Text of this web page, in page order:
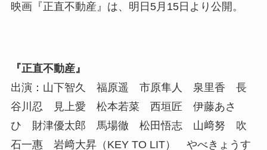
映画『正直不動産』は、明日5月15日より公開。
『正直不動産』
出演：山下智久 福原遥 市原隼人 泉里香 長
谷川忍 見上愛 松本若菜 西垣匠 伊藤あさ
ひ 財津優太郎 馬場徹 松田悟志 山﨑努 吹
石一惠 岩﨑大昇（KEY TO LIT） やべきょうす